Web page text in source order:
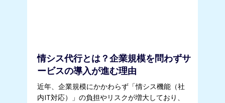
情シス代行とは？企業規模を問わずサ
ービスの導入が進む理由
近年、企業規模にかかわらず「情シス機能（社
内IT対応）」の負担やリスクが増大しており、